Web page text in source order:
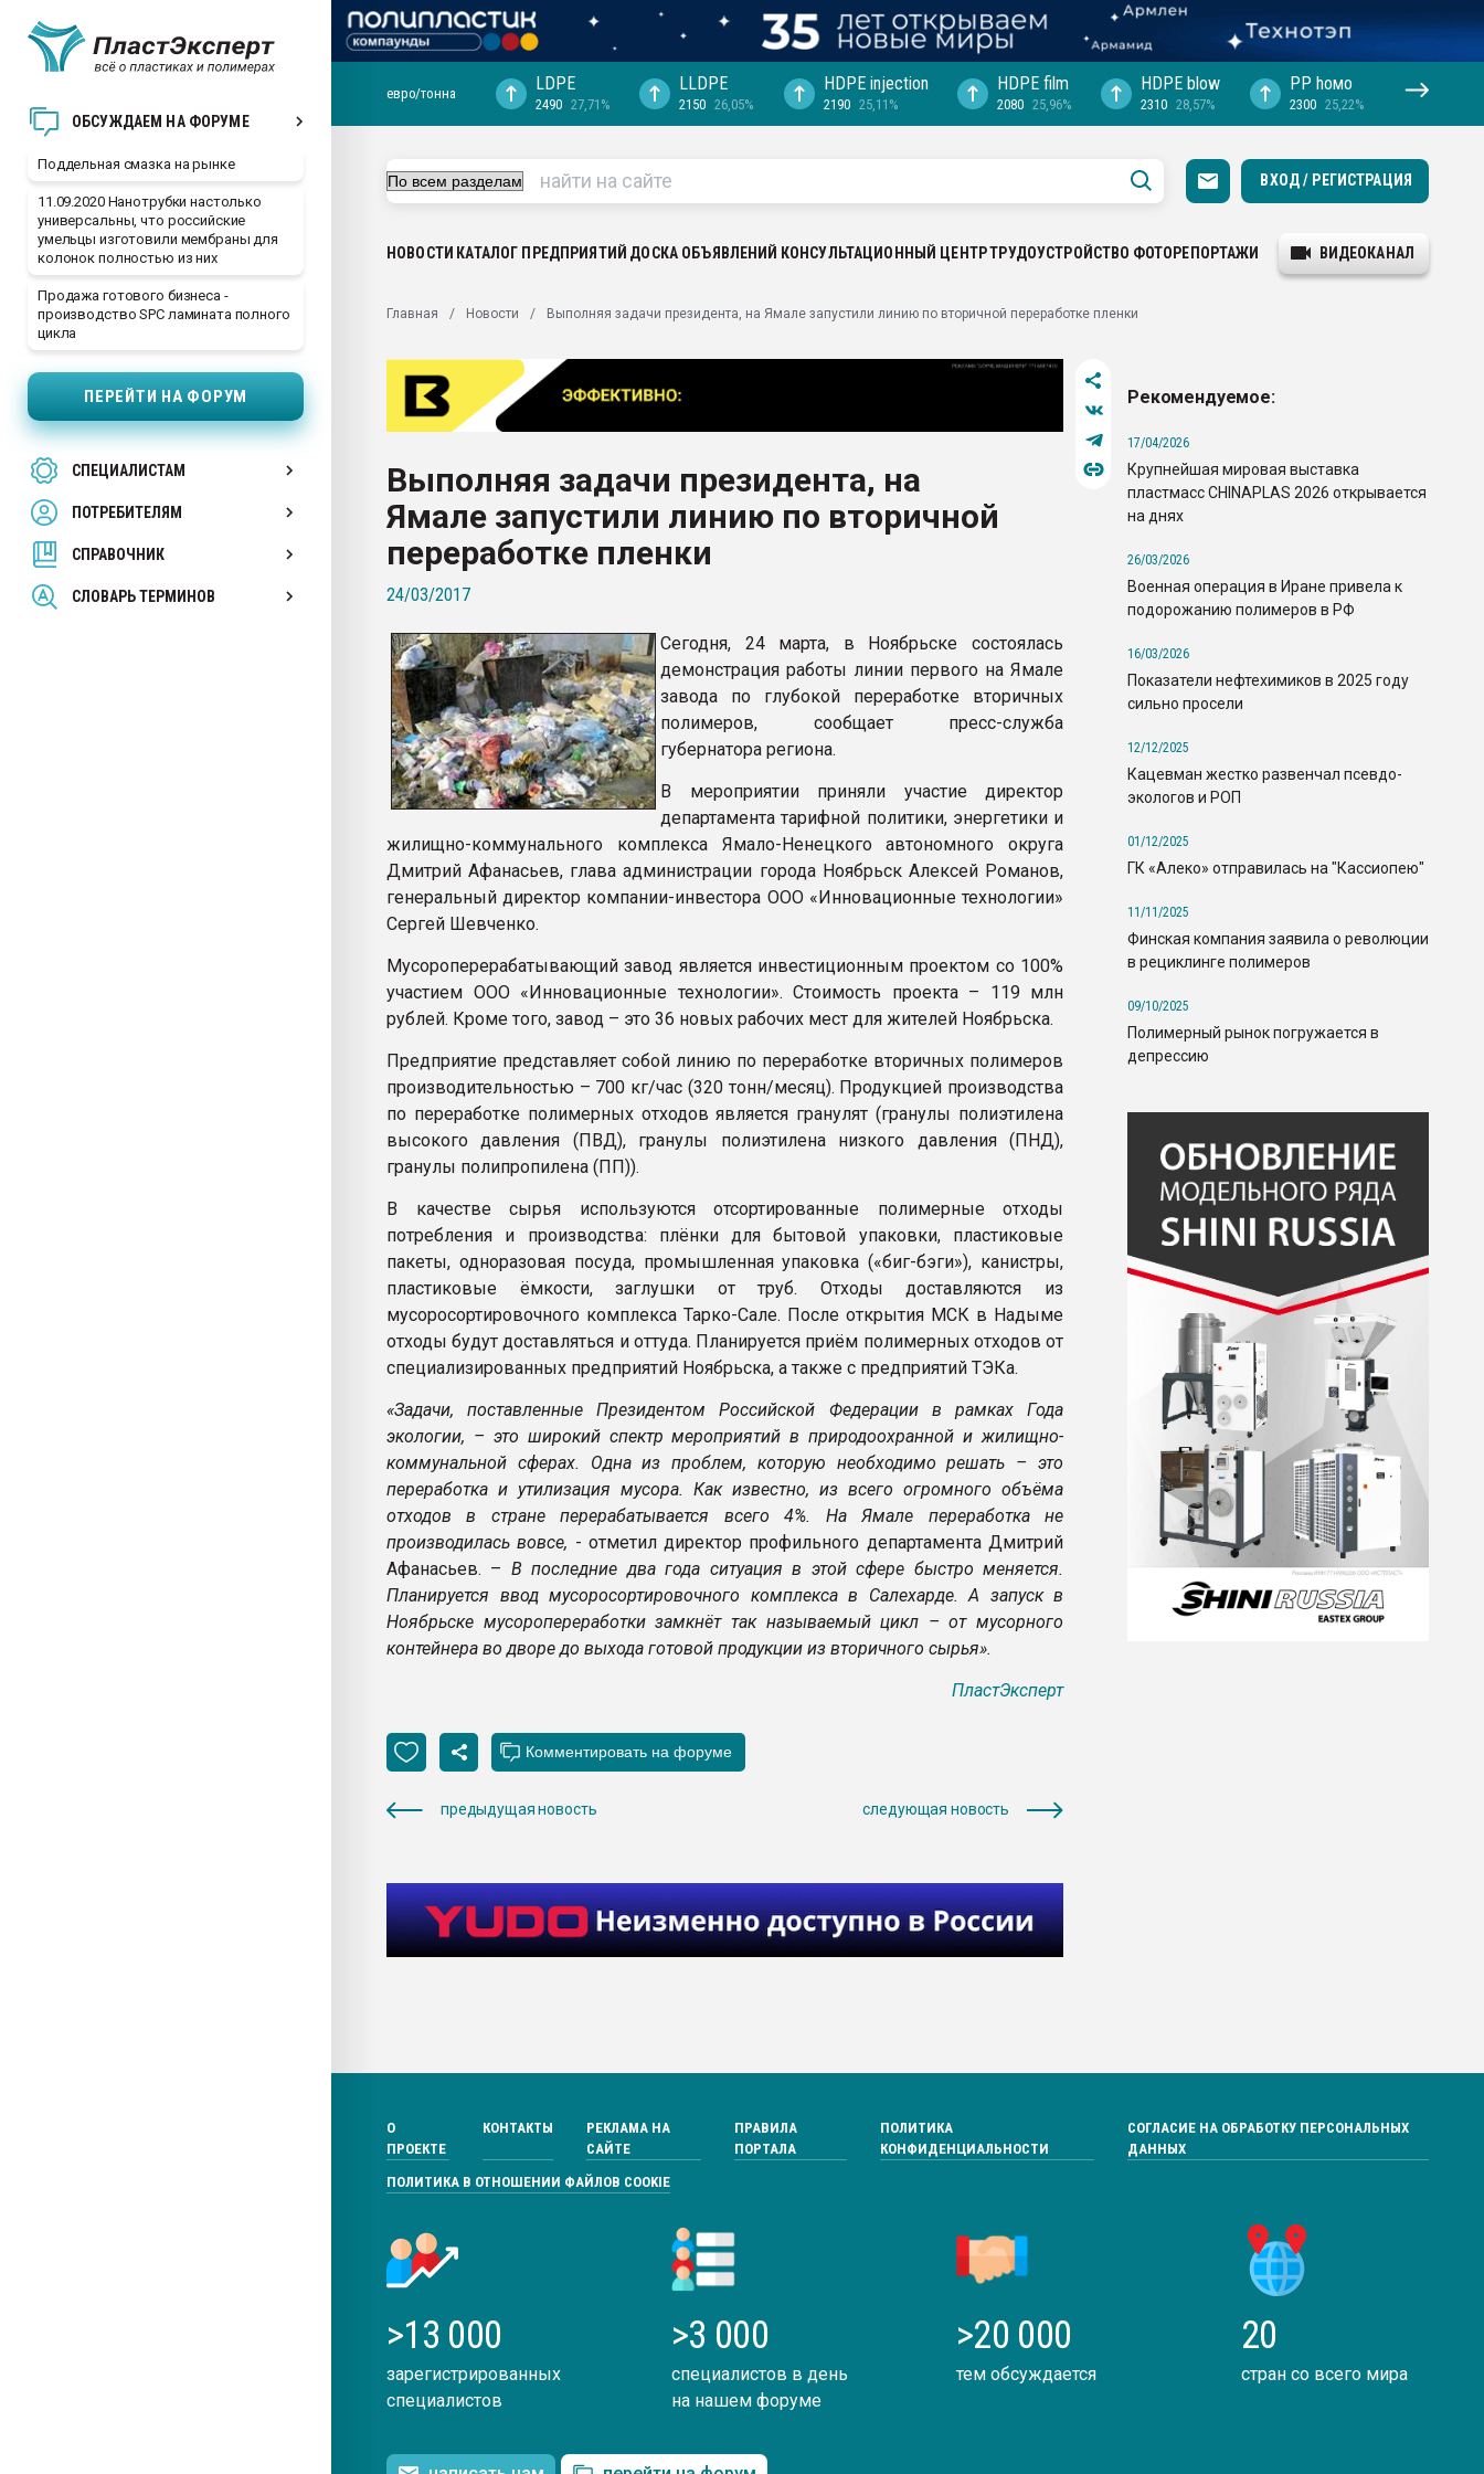
ОБСУЖДАЕМ НА ФОРУМЕ
Поддельная смазка на рынке
11.09.2020 Нанотрубки настолько
универсальны, что российские
умельцы изготовили мембраны для
колонок полностью из них
Продажа готового бизнеса -
производство SPC ламината полного
цикла
ПЕРЕЙТИ НА ФОРУМ
СПЕЦИАЛИСТАМ
ПОТРЕБИТЕЛЯМ
СПРАВОЧНИК
СЛОВАРЬ ТЕРМИНОВ
ближайшее подмосковье, с.-в.
Подмосковье, Москва
первый план в переработке
28.07.2026 "Технониколь" довольна
Всё, что касается выдува ПЭТ
Материал поверхности пуансона для
Продам отходы Композиция
поликарбоната и АБС-пластика
Armaloy PC/ABS-1IM черный цвет
ПЕРЕЙТИ НА ФОРУМ
евро/тонна LDPE
2490 27,71%
LLDPE
2150 26,05%
HDPE injection
2190 25,11%
HDPE film
2080 25,96%
HDPE blow
2310 28,57%
PP hомо
2300 25,22%
ВХОД / РЕГИСТРАЦИЯ
НОВОСТИ КАТАЛОГ ПРЕДПРИЯТИЙ ДОСКА ОБЪЯВЛЕНИЙ КОНСУЛЬТАЦИОННЫЙ ЦЕНТРТРУДОУСТРОЙСТВО ФОТОРЕПОРТАЖИ ВИДЕОКАНАЛ
Главная Новости Выполняя задачи президента, на Ямале запустили линию по вторичной переработке пленки
Выполняя задачи президента, на
Ямале запустили линию по вторичной
переработке пленки
24/03/2017
Сегодня, 24 марта, в Ноябрьске состоялась
демонстрация работы линии первого на Ямале
завода по глубокой переработке вторичных
полимеров, сообщает пресс-служба
губернатора региона.
В мероприятии приняли участие директор
департамента тарифной политики, энергетики и
жилищно-коммунального комплекса Ямало-Ненецкого автономного округа
Дмитрий Афанасьев, глава администрации города Ноябрьск Алексей Романов,
генеральный директор компании-инвестора ООО «Инновационные технологии»
Сергей Шевченко.
Мусороперерабатывающий завод является инвестиционным проектом со 100%
участием ООО «Инновационные технологии». Стоимость проекта – 119 млн
рублей. Кроме того, завод – это 36 новых рабочих мест для жителей Ноябрьска.
Предприятие представляет собой линию по переработке вторичных полимеров
производительностью – 700 кг/час (320 тонн/месяц). Продукцией производства
по переработке полимерных отходов является гранулят (гранулы полиэтилена
высокого давления (ПВД), гранулы полиэтилена низкого давления (ПНД),
гранулы полипропилена (ПП)).
В качестве сырья используются отсортированные полимерные отходы
потребления и производства: плёнки для бытовой упаковки, пластиковые
пакеты, одноразовая посуда, промышленная упаковка («биг-бэги»), канистры,
пластиковые ёмкости, заглушки от труб. Отходы доставляются из
мусоросортировочного комплекса Тарко-Сале. После открытия МСК в Надыме
отходы будут доставляться и оттуда. Планируется приём полимерных отходов от
специализированных предприятий Ноябрьска, а также с предприятий ТЭКа.
«Задачи, поставленные Президентом Российской Федерации в рамках Года
экологии, – это широкий спектр мероприятий в природоохранной и жилищно-
коммунальной сферах. Одна из проблем, которую необходимо решать – это
переработка и утилизация мусора. Как известно, из всего огромного объёма
отходов в стране перерабатывается всего 4%. На Ямале переработка не
производилась вовсе, - отметил директор профильного департамента Дмитрий
Афанасьев. – В последние два года ситуация в этой сфере быстро меняется.
Планируется ввод мусоросортировочного комплекса в Салехарде. А запуск в
Ноябрьске мусоропереработки замкнёт так называемый цикл – от мусорного
контейнера во дворе до выхода готовой продукции из вторичного сырья».
ПластЭксперт
предыдущая новость следующая новость
Рекомендуемое:
17/04/2026
Крупнейшая мировая выставка
пластмасс CHINAPLAS 2026 открывается
на днях
26/03/2026
Военная операция в Иране привела к
подорожанию полимеров в РФ
16/03/2026
Показатели нефтехимиков в 2025 году
сильно просели
12/12/2025
Кацевман жестко развенчал псевдо-
экологов и РОП
01/12/2025
ГК «Алеко» отправилась на "Кассиопею"
11/11/2025
Финская компания заявила о революции
в рециклинге полимеров
09/10/2025
Полимерный рынок погружается в
депрессию
О
ПРОЕКТЕ
КОНТАКТЫ
РЕКЛАМА НА
САЙТЕ
ПРАВИЛА
ПОРТАЛА
ПОЛИТИКА
КОНФИДЕНЦИАЛЬНОСТИ
СОГЛАСИЕ НА ОБРАБОТКУ ПЕРСОНАЛЬНЫХ
ДАННЫХ
ПОЛИТИКА В ОТНОШЕНИИ ФАЙЛОВ COOKIE
>13 000
зарегистрированных
специалистов
>3 000
специалистов в день
на нашем форуме
>20 000
тем обсуждается
20
стран со всего мира